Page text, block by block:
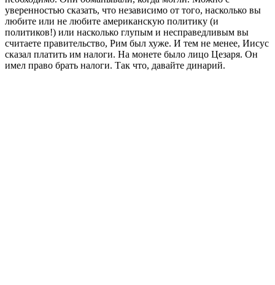
уверенностью сказать, что независимо от того, насколько вы
любите или не любите американскую политику (и
политиков!) или насколько глупым и несправедливым вы
считаете правительство, Рим был хуже. И тем не менее, Иисус
сказал платить им налоги. На монете было лицо Цезаря. Он
имел право брать налоги. Так что, давайте динарий.